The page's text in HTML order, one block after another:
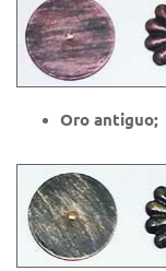
Oro antiguo;